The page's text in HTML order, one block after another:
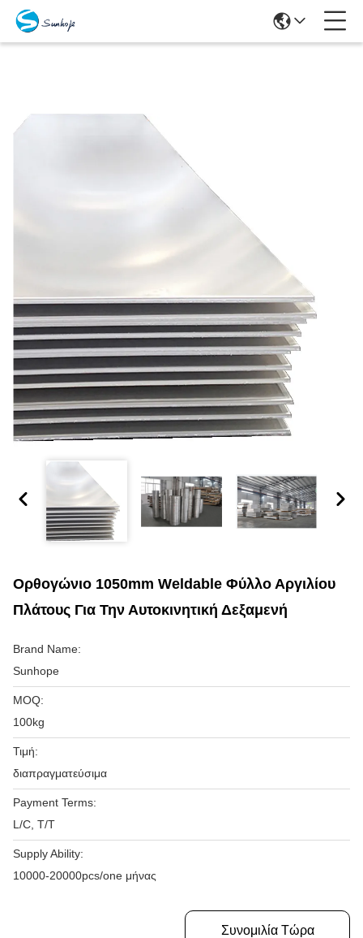
Ορθογώνιο 1050mm Weldable Φύλλο Αργιλίου
Πλάτους Για Την Αυτοκινητική Δεξαμενή
Brand Name:
Sunhope
MOQ:
100kg
Τιμή:
διαπραγματεύσιμα
Payment Terms:
L/C, T/T
Supply Ability:
10000-20000pcs/one μήνας
Συνομιλία Τώρα